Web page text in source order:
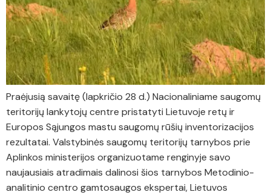
Praėjusią savaitę (lapkričio 28 d.) Nacionaliniame saugomų
teritorijų lankytojų centre pristatyti Lietuvoje retų ir
Europos Sąjungos mastu saugomų rūšių inventorizacijos
rezultatai. Valstybinės saugomų teritorijų tarnybos prie
Aplinkos ministerijos organizuotame renginyje savo
naujausiais atradimais dalinosi šios tarnybos Metodinio-
analitinio centro gamtosaugos ekspertai, Lietuvos